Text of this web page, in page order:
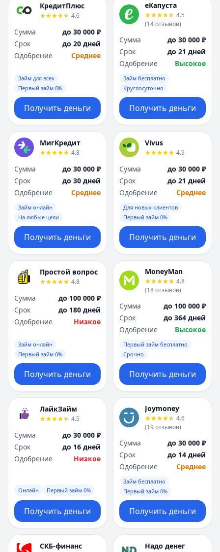
КредитПлюс
4.6
Сумма
до 30 000 ₽
Срок
до 20 дней
Одобрение
Среднее
Займ для всех
Первый займ 0%
Получить деньги
еКапуста
4.5
(14отзывов)
Сумма
до 30 000 ₽
Срок
до 21 дней
Одобрение
Высокое
Займ бесплатно
Круглосуточно
Получить деньги
МигКредит
4.8
Сумма
до 30 000 ₽
Срок
до 30 дней
Одобрение
Среднее
Займ онлайн
На любые цели
Получить деньги
Vivus
4.9
Сумма
до 30 000 ₽
Срок
до 21 дней
Одобрение
Среднее
Для новых клиентов
Первый займ 0%
Получить деньги
Простой вопрос
4.8
Сумма
до 100 000 ₽
Срок
до 180 дней
Одобрение
Низкое
Займ онлайн
Первый займ 0%
Получить деньги
MoneyMan
4.8
(18отзывов)
Сумма
до 100 000 ₽
Срок
до 364 дней
Одобрение
Высокое
Первый займ бесплатно
Срочно
Получить деньги
ЛайкЗайм
4.5
Сумма
до 30 000 ₽
Срок
до 16 дней
Одобрение
Низкое
Онлайн Первый займ 0%
Получить деньги
Joymoney
4.6
(19отзывов)
Сумма
до 30 000 ₽
Срок
до 14 дней
Одобрение
Среднее
Займ бесплатно
Первый займ 0%
Получить деньги
СКБ-финанс Надо денег